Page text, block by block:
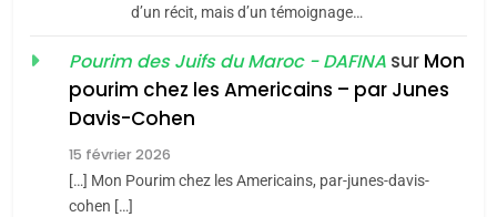
JUDAISME
Maroc : Les amandes de
Tafraout, le miel de Tadla
du terroir
d’un récit, mais d’un témoignage…
Pourim des Juifs du Maroc - DAFINA sur Mon
pourim chez les Americains – par Junes
Davis-Cohen
15 février 2026
[…] Mon Pourim chez les Americains, par-junes-davis-
cohen […]